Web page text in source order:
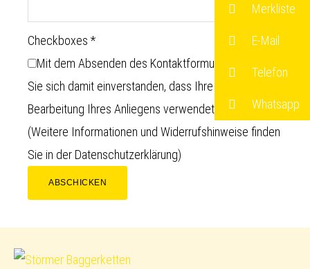
Checkboxes *
Mit dem Absenden des Kontaktformulars erklären
Sie sich damit einverstanden, dass Ihre Daten zur
Bearbeitung Ihres Anliegens verwendet werden.
(Weitere Informationen und Widerrufshinweise finden
Sie in der Datenschutzerklärung)
ABSCHICKEN
Merkliste
E-Mail
Telefon
Whatsapp